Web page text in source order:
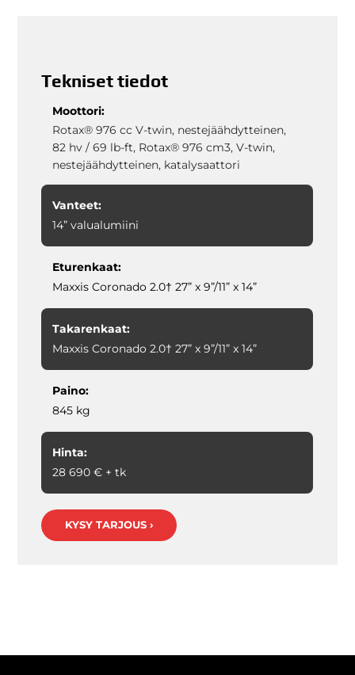
Tekniset tiedot
Moottori:
Rotax® 976 cc V-twin, nestejäähdytteinen,
82 hv / 69 lb-ft, Rotax® 976 cm3, V-twin,
nestejäähdytteinen, katalysaattori
Vanteet:
14” valualumiini
Eturenkaat:
Maxxis Coronado 2.0† 27” x 9”/11” x 14”
Takarenkaat:
Maxxis Coronado 2.0† 27” x 9”/11” x 14”
Paino:
845 kg
Hinta:
28 690 € + tk
KYSY TARJOUS ›